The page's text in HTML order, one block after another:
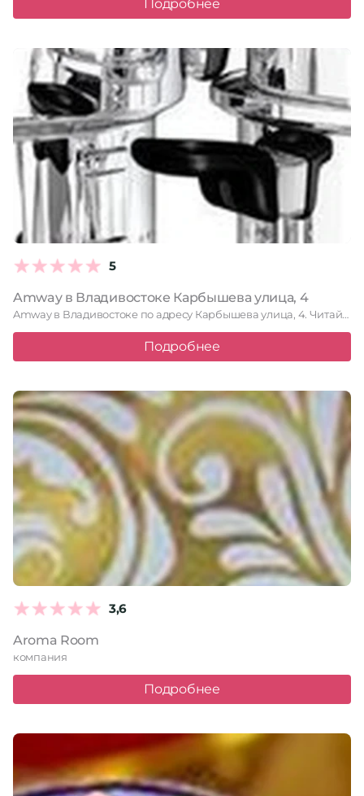
Подробнее
5
Amway в Владивостоке Карбышева улица, 4
Amway в Владивостоке по адресу Карбышева улица, 4. Читайте отзывы, …
Подробнее
3,6
Aroma Room
компания
Подробнее